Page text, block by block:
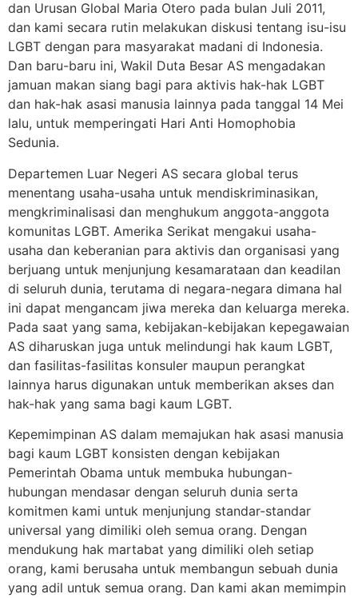
dan Urusan Global Maria Otero pada bulan Juli 2011,
dan kami secara rutin melakukan diskusi tentang isu-isu
LGBT dengan para masyarakat madani di Indonesia.
Dan baru-baru ini, Wakil Duta Besar AS mengadakan
jamuan makan siang bagi para aktivis hak-hak LGBT
dan hak-hak asasi manusia lainnya pada tanggal 14 Mei
lalu, untuk memperingati Hari Anti Homophobia
Sedunia.
Departemen Luar Negeri AS secara global terus
menentang usaha-usaha untuk mendiskriminasikan,
mengkriminalisasi dan menghukum anggota-anggota
komunitas LGBT. Amerika Serikat mengakui usaha-
usaha dan keberanian para aktivis dan organisasi yang
berjuang untuk menjunjung kesamarataan dan keadilan
di seluruh dunia, terutama di negara-negara dimana hal
ini dapat mengancam jiwa mereka dan keluarga mereka.
Pada saat yang sama, kebijakan-kebijakan kepegawaian
AS diharuskan juga untuk melindungi hak kaum LGBT,
dan fasilitas-fasilitas konsuler maupun perangkat
lainnya harus digunakan untuk memberikan akses dan
hak-hak yang sama bagi kaum LGBT.
Kepemimpinan AS dalam memajukan hak asasi manusia
bagi kaum LGBT konsisten dengan kebijakan
Pemerintah Obama untuk membuka hubungan-
hubungan mendasar dengan seluruh dunia serta
komitmen kami untuk menjunjung standar-standar
universal yang dimiliki oleh semua orang. Dengan
mendukung hak martabat yang dimiliki oleh setiap
orang, kami berusaha untuk membangun sebuah dunia
yang adil untuk semua orang. Dan kami akan memimpin